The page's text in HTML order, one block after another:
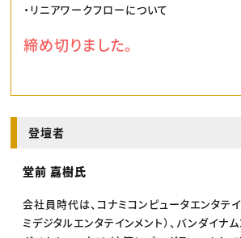
・リニアワークフローについて
締め切りました。
登壇者
堂前 嘉樹氏
会社員時代は、コナミコンピュータエンタテ
ミデジタルエンタテインメント）、バンダイナ